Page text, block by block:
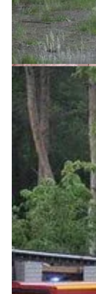
Kościan112
Kościan112